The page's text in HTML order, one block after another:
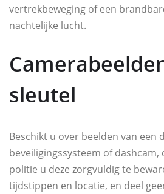
vertrekbeweging of een
nachtelijke lucht.
sleutel
Beschikt u over beelden van een
beveiligingssysteem of dashcam,
politie u deze zorgvuldig te
tijdstippen en locatie, en deel